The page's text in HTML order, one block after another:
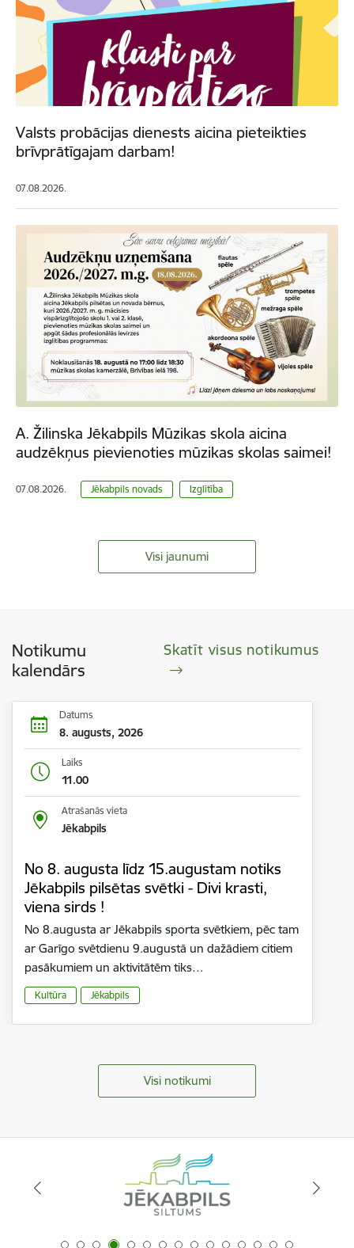
Valsts probācijas dienests aicina pieteikties
brīvprātīgajam darbam!
07.08.2026.
A. Žilinska Jēkabpils Mūzikas skola aicina
audzēkņus pievienoties mūzikas skolas saimei!
07.08.2026. Jēkabpils novads Izglītība
Visi jaunumi
Notikumu
kalendārs
Skatīt visus notikumus
Datums
8. augusts, 2026
Laiks
11.00
Atrašanās vieta
Jēkabpils
No 8. augusta līdz 15.augustam notiks
Jēkabpils pilsētas svētki - Divi krasti,
viena sirds !
No 8.augusta ar Jēkabpils sporta svētkiem, pēc tam
ar Garīgo svētdienu 9.augustā un dažādiem citiem
pasākumiem un aktivitātēm tiks…
Kultūra Jēkabpils
Visi notikumi